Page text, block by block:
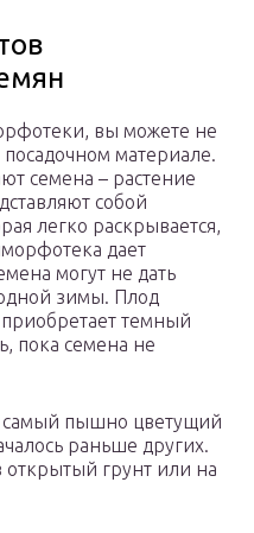
вы можете не
посадочном материале.
семена – растение
собой
легко раскрывается,
дает
могут не дать
зимы. Плод
темный
пока семена не
самый пышно цветущий
раньше других.
грунт или на